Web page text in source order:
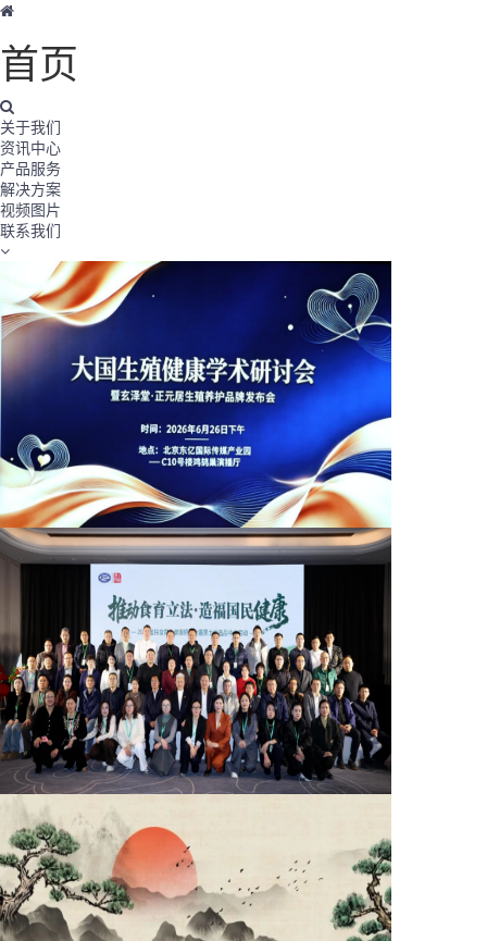
首页
关于我们
资讯中心
产品服务
解决方案
视频图片
联系我们